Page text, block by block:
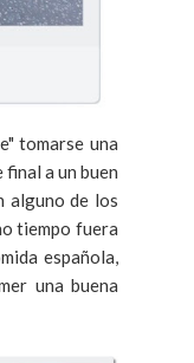
tomarse una
a un buen
alguno de los
tiempo fuera
española,
una buena